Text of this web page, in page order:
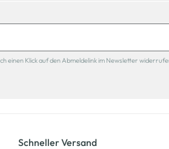
einen Klick auf den Abmeldelink im Newsletter
Schneller Versand